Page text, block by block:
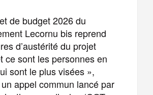
de budget 2026 du
Lecornu bis reprend
d’austérité du projet
ce sont les personnes en
sont le plus visées »,
appel commun lancé par